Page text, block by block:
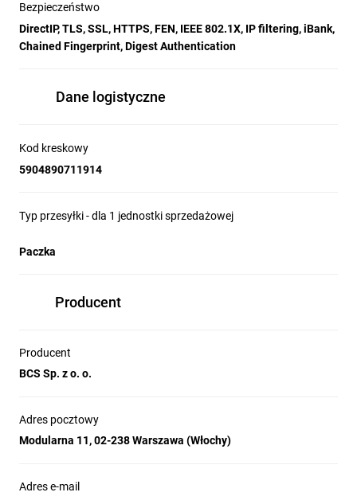
Bezpieczeństwo
DirectIP, TLS, SSL, HTTPS, FEN, IEEE 802.1X, IP filtering, iBank,
Chained Fingerprint, Digest Authentication
Dane logistyczne
Kod kreskowy
5904890711914
Typ przesyłki - dla 1 jednostki sprzedażowej
Paczka
Producent
Producent
BCS Sp. z o. o.
Adres pocztowy
Modularna 11, 02-238 Warszawa (Włochy)
Adres e-mail